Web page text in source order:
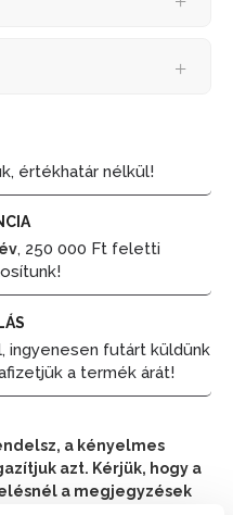
értékhatár nélkül!
, 250 000 Ft feletti
ingyenesen futárt küldünk
a termék árát!
a kényelmes
azt. Kérjük, hogy a
a megjegyzések